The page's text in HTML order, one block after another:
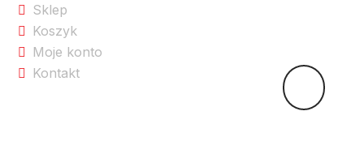
Sklep
Koszyk
Moje konto
Kontakt